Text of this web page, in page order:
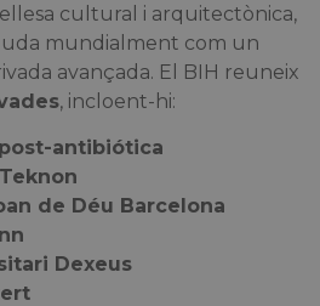
cultural i arquitectònica,
mundialment com un
avançada. El BIH reuneix
, incloent-hi:
antibiótica
de Déu Barcelona
Dexeus